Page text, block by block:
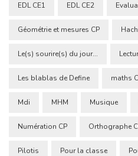
EDL CE1 EDL CE2
Géométrie et mesures CP
Le(s) sourire(s) du jour...
Les blablas de Define maths
Mdi MHM Musique
Numération CP Orthographe
Pilotis Pour la classe